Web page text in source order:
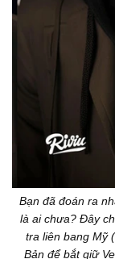
Bạn đã đoán ra
là ai chưa? Đây
tra liên bang Mỹ
Bản để bắt giữ